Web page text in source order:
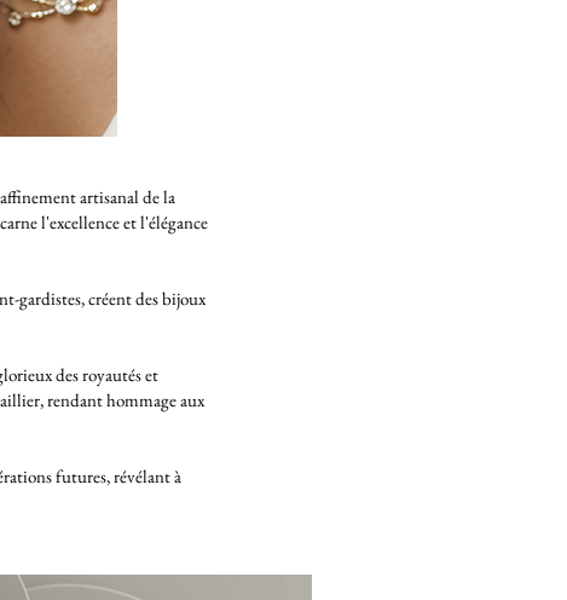
artisanal de la
l'excellence et l'élégance
gardistes, créent des bijoux
des royautés et
rendant hommage aux
futures, révélant à